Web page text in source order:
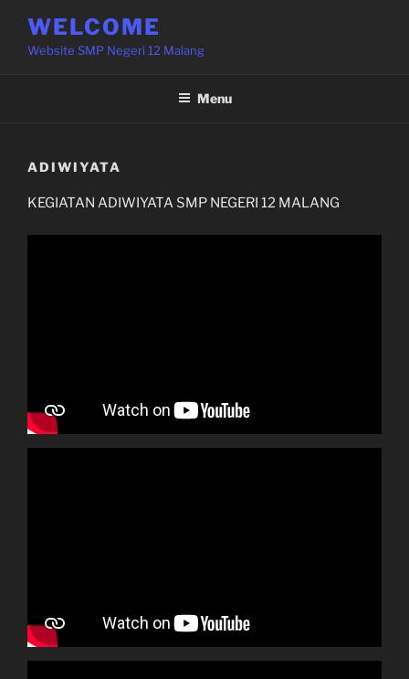
content
WELCOME
Website SMP Negeri 12 Malang
Menu
ADIWIYATA
KEGIATAN ADIWIYATA SMP NEGERI 12 MALANG